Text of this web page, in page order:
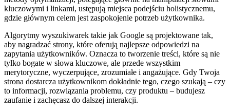
kluczowymi i linkami, ustępują miejsca podejściu holistycznemu,
gdzie głównym celem jest zaspokojenie potrzeb użytkownika.
Algorytmy wyszukiwarek takie jak Google są projektowane tak,
aby nagradzać strony, które oferują najlepsze odpowiedzi na
zapytania użytkowników. Oznacza to tworzenie treści, które są nie
tylko bogate w słowa kluczowe, ale przede wszystkim
merytoryczne, wyczerpujące, zrozumiałe i angażujące. Gdy Twoja
strona dostarcza użytkownikom dokładnie tego, czego szukają – czy
to informacji, rozwiązania problemu, czy produktu – budujesz
zaufanie i zachęcasz do dalszej interakcji.